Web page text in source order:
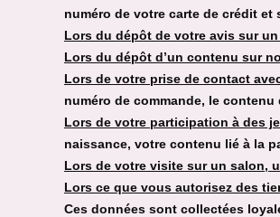
numéro de votre carte de crédit et
Lors du dépôt de votre avis sur
Lors du dépôt d’un contenu sur
Lors de votre prise de contact
numéro de commande, le contenu
Lors de votre participation à des
naissance, votre contenu lié à la
Lors de votre visite sur un salon,
Lors ce que vous autorisez des
Ces données sont collectées